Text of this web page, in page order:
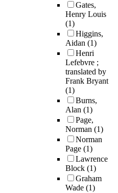
Gates,
Henry Louis
(1)
Higgins,
Aidan (1)
Henri
Lefebvre ;
translated by
Frank Bryant
(1)
Burns,
Alan (1)
Page,
Norman (1)
Norman
Page (1)
Lawrence
Block (1)
Graham
Wade (1)